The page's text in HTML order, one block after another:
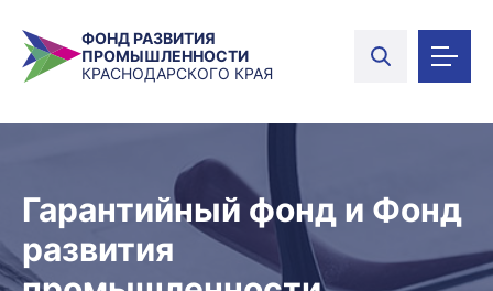
ФОНД РАЗВИТИЯ
ПРОМЫШЛЕННОСТИ
КРАСНОДАРСКОГО КРАЯ
Гарантийный фонд и Фонд
развития